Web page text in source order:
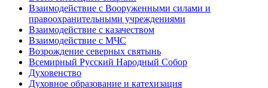
Взаимодействие с Вооруженными силами и
правоохранительными учреждениями
Взаимодействие с казачеством
Взаимодействие с МЧС
Возрождение северных святынь
Всемирный Русский Народный Собор
Духовенство
Духовное образование и катехизация